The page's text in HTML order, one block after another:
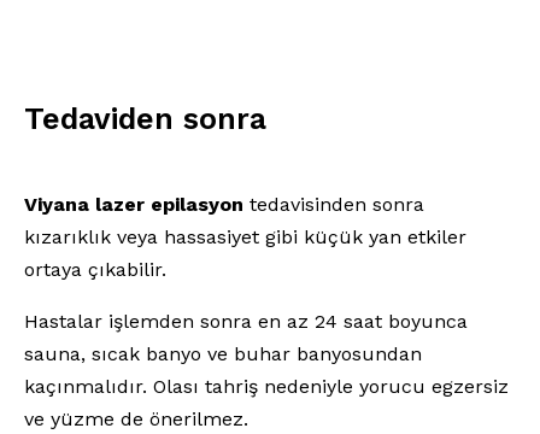
Tedaviden sonra
Viyana lazer epilasyon tedavisinden sonra
kızarıklık veya hassasiyet gibi küçük yan etkiler
ortaya çıkabilir.
Hastalar işlemden sonra en az 24 saat boyunca
sauna, sıcak banyo ve buhar banyosundan
kaçınmalıdır. Olası tahriş nedeniyle yorucu egzersiz
ve yüzme de önerilmez.